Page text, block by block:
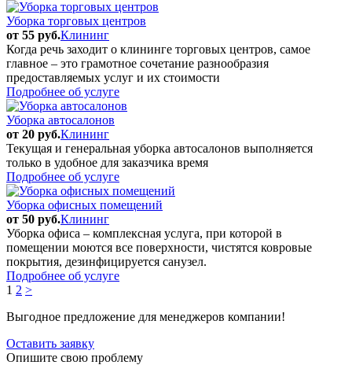
Уборка торговых центров
от 55 руб.Клининг
Когда речь заходит о клининге торговых центров, самое
главное – это грамотное сочетание разнообразия
предоставляемых услуг и их стоимости
Подробнее об услуге
Уборка автосалонов
от 20 руб.Клининг
Текущая и генеральная уборка автосалонов выполняется
только в удобное для заказчика время
Подробнее об услуге
Уборка офисных помещений
от 50 руб.Клининг
Уборка офиса – комплексная услуга, при которой в
помещении моются все поверхности, чистятся ковровые
покрытия, дезинфицируется санузел.
Подробнее об услуге
1 2 >
Выгодное предложение для менеджеров компании!
Оставить заявку
Опишите свою проблему